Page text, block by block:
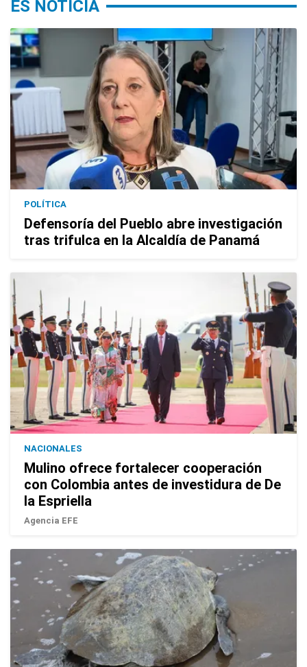
ES NOTICIA
POLÍTICA
Defensoría del Pueblo abre investigación
tras trifulca en la Alcaldía de Panamá
NACIONALES
Mulino ofrece fortalecer cooperación
con Colombia antes de investidura de De
la Espriella
Agencia EFE